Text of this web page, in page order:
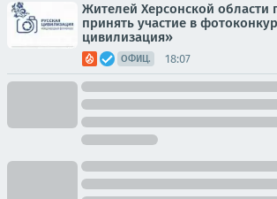
Жителей Херсонской области
принять участие в
цивилизация»
ОФИЦ. 18:07